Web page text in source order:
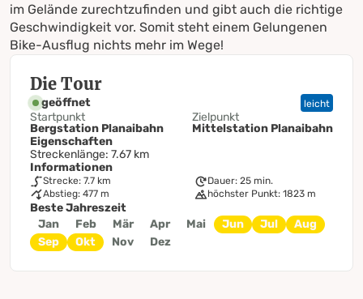
im Gelände zurechtzufinden und gibt auch die richtige
Geschwindigkeit vor. Somit steht einem Gelungenen
Bike-Ausflug nichts mehr im Wege!
Die Tour
geöffnet leicht
Startpunkt
Bergstation Planaibahn
Zielpunkt
Mittelstation Planaibahn
Eigenschaften
Streckenlänge: 7.67 km
Informationen
Strecke: 7.7 km
Dauer: 25 min.
Abstieg: 477 m
höchster Punkt: 1823 m
Beste Jahreszeit
Jan
Feb Mär Apr Mai Jun Jul
Aug
Sep
Okt Nov Dez